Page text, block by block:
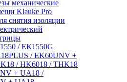
механические
Klauke Pro
снятия изоляции
/ ЕК1550G
/ EK60UNV +
/ HK6018 / THK18
+ UA18 /